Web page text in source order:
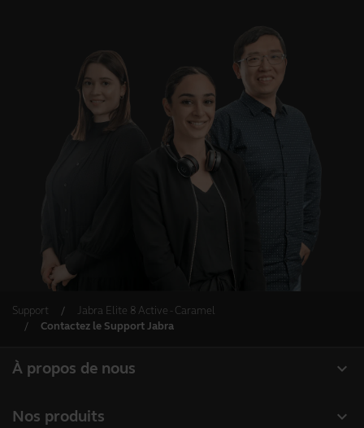
Support
Jabra Elite 8 Active - Caramel
Contactez le Support Jabra
expand_more
À propos de nous
expand_more
Nos produits